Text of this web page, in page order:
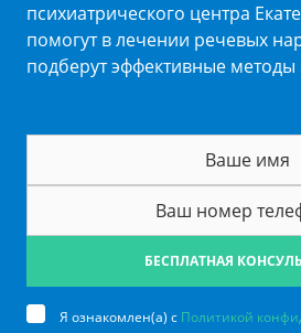
психиатрического центра
помогут в лечении речевых
подберут эффективные методы
БЕСПЛАТНАЯ
Я ознакомлен(а) с Политикой